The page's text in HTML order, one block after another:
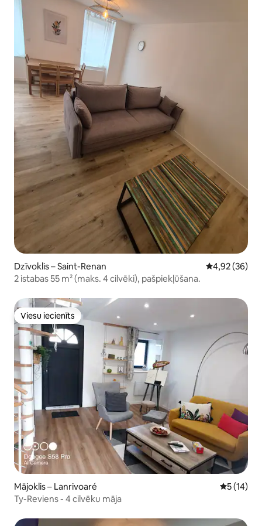
Dzīvoklis – Saint-Renan Vidējais
4,92 (36)
2 istabas 55 m² (maks. 4 cilvēki), pašpiekļūšana.
Viesu iecienīts
Viesu iecienīts
Mājoklis – Lanrivoaré Vidējais
5 (14)
Ty-Reviens - 4 cilvēku māja